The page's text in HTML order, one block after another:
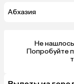
Абхазия
Не